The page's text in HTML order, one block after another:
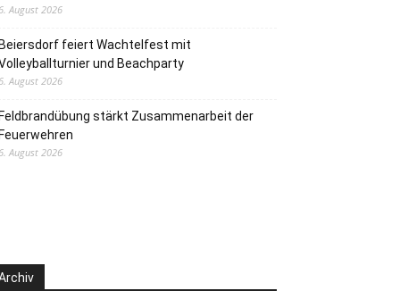
August 2026
feiert Wachtelfest mit
und Beachparty
August 2026
stärkt Zusammenarbeit der
August 2026